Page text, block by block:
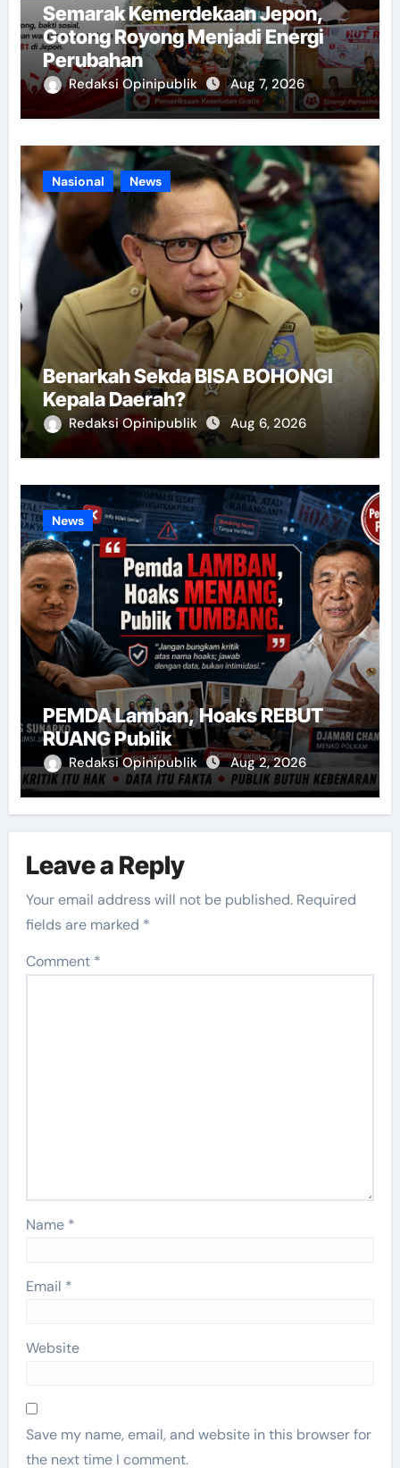
Semarak Kemerdekaan Jepon,
Gotong Royong Menjadi Energi
Perubahan
Redaksi Opinipublik Aug 7, 2026
Nasional News
Benarkah Sekda BISA BOHONGI
Kepala Daerah?
Redaksi Opinipublik Aug 6, 2026
News
PEMDA Lamban, Hoaks REBUT
RUANG Publik
Redaksi Opinipublik Aug 2, 2026
Leave a Reply
Your email address will not be published. Required
fields are marked *
Comment *
Name *
Email *
Website
Save my name, email, and website in this browser for
the next time I comment.